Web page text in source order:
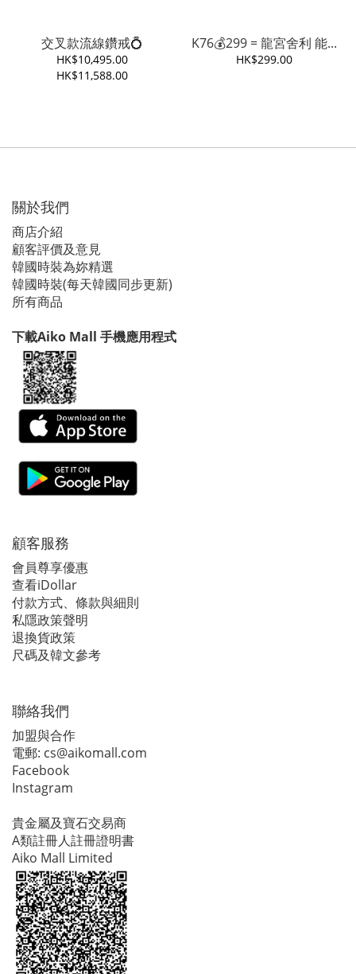
交叉款流線鑽戒💍
HK$10,495.00
HK$11,588.00
K76💰299 = 龍宮舍利 能...
HK$299.00
關於我們
商店介紹
顧客評價及意見
韓國時裝為妳精選
韓國時裝(每天韓國同步更新)
所有商品
下載Aiko Mall 手機應用程式
顧客服務
會員尊享優惠
查看iDollar
付款方式、條款與細則
私隱政策聲明
退換貨政策
尺碼及韓文參考
聯絡我們
加盟與合作
電郵: cs@aikomall.com
Facebook
Instagram
貴金屬及寶石交易商
A類註冊人註冊證明書
Aiko Mall Limited